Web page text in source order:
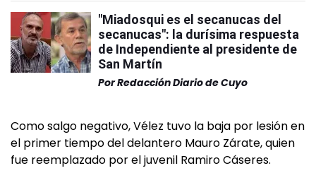
"Miadosqui es el secanucas del
secanucas": la durísima respuesta
de Independiente al presidente de
San Martín
PorRedacción Diario de Cuyo
Como salgo negativo, Vélez tuvo la baja por lesión en
el primer tiempo del delantero Mauro Zárate, quien
fue reemplazado por el juvenil Ramiro Cáseres.